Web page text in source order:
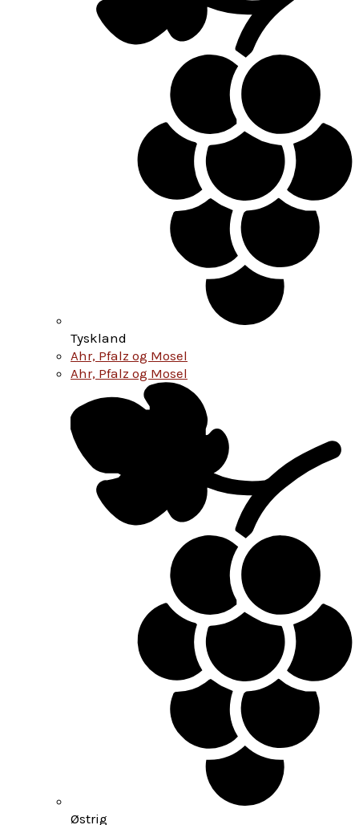
Tyskland
Ahr, Pfalz og Mosel
Ahr, Pfalz og Mosel
Østrig